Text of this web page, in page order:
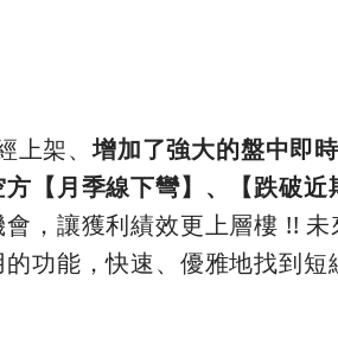
上架、增加了強大的盤中即
方【月季線下彎】、【跌破
，讓獲利績效更上層樓 !!
功能，快速、優雅地找到